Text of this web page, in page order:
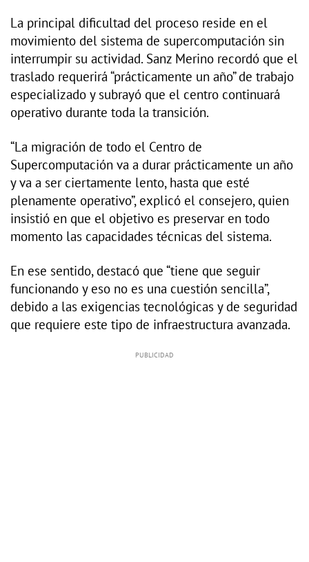
La principal dificultad del proceso reside en el
movimiento del sistema de supercomputación sin
interrumpir su actividad. Sanz Merino recordó que el
traslado requerirá “prácticamente un año” de trabajo
especializado y subrayó que el centro continuará
operativo durante toda la transición.
“La migración de todo el Centro de
Supercomputación va a durar prácticamente un año
y va a ser ciertamente lento, hasta que esté
plenamente operativo”, explicó el consejero, quien
insistió en que el objetivo es preservar en todo
momento las capacidades técnicas del sistema.
En ese sentido, destacó que “tiene que seguir
funcionando y eso no es una cuestión sencilla”,
debido a las exigencias tecnológicas y de seguridad
que requiere este tipo de infraestructura avanzada.